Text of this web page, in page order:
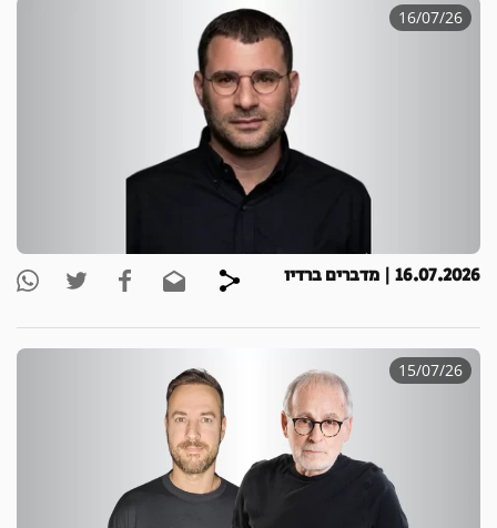
16/07/26
16.07.2026 | מדברים ברדיו
15/07/26